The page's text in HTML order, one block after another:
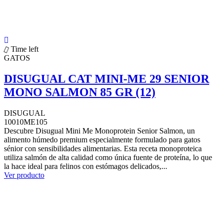
Time left
GATOS
DISUGUAL CAT MINI-ME 29 SENIOR
MONO SALMON 85 GR (12)
DISUGUAL
10010ME105
Descubre Disugual Mini Me Monoprotein Senior Salmon, un
alimento húmedo premium especialmente formulado para gatos
sénior con sensibilidades alimentarias. Esta receta monoproteica
utiliza salmón de alta calidad como única fuente de proteína, lo que
la hace ideal para felinos con estómagos delicados,...
Ver producto